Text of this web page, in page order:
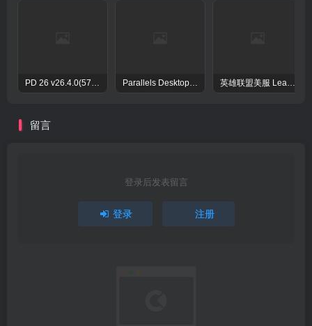
PD 26 v26.4.0(57513)PD虚拟机激活补丁 永久版使用方法 Parallels Desktop 20 for Mac 激活教程：PD20 版本安装步骤 + 工具推荐（2026 最新） 英雄联盟美服 League of Legends For Mac 官方中文设置教程
留言
登录后发表留言
登录 注册